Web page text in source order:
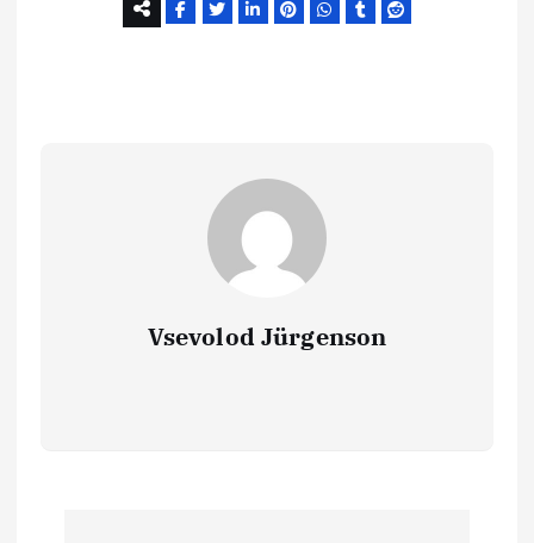
Vsevolod Jürgenson